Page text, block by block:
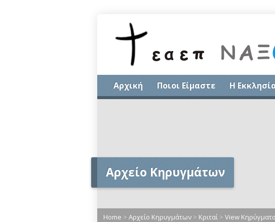
Αρχική Ποιοι Είμαστε Η
Αρχείο Κηρυγμάτων
Home > Αρχείο Κηρυγμάτων > Κριταί > View